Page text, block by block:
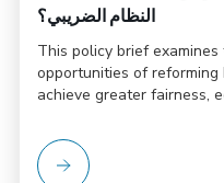
النظام الضريبي؟
This policy brief
opportunities of reforming
achieve greater fairness,